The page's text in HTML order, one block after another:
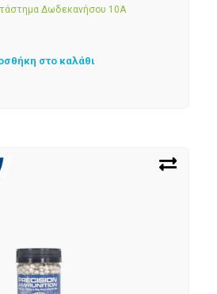
Δωδεκανήσου 10Α
στο καλάθι